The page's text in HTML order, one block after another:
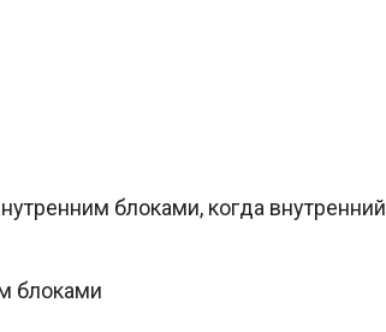
блоками, когда внутренний
блоками